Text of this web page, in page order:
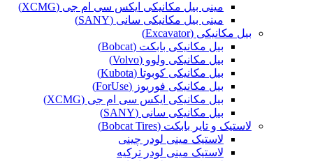
مینی بیل مکانیکی ایکس سی ام جی (XCMG)
مینی بیل مکانیکی سانی (SANY)
بیل مکانیکی (Excavator)
بیل مکانیکی بابکت (Bobcat)
بیل مکانیکی ولوو (Volvo)
بیل مکانیکی کوبوتا (Kubota)
بیل مکانیکی فوریوز (ForUse)
بیل مکانیکی ایکس سی ام جی (XCMG)
بیل مکانیکی سانی (SANY)
لاستیک و تایر بابکت (Bobcat Tires)
لاستیک مینی لودر چینی
لاستیک مینی لودر ترکیه